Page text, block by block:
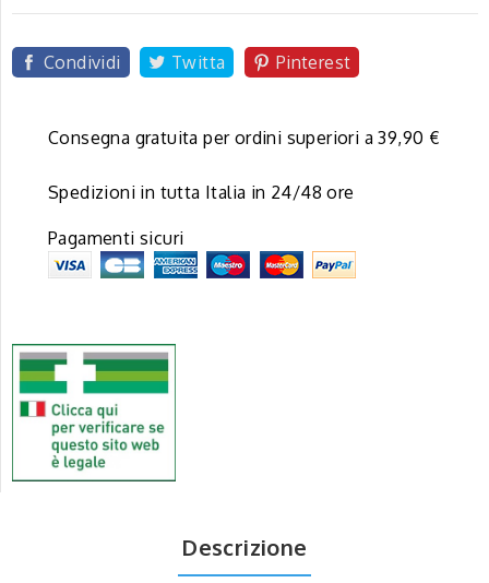
Condividi Twitta Pinterest
Consegna gratuita per ordini superiori a 39,90 €
Spedizioni in tutta Italia in 24/48 ore
Pagamenti sicuri
Descrizione